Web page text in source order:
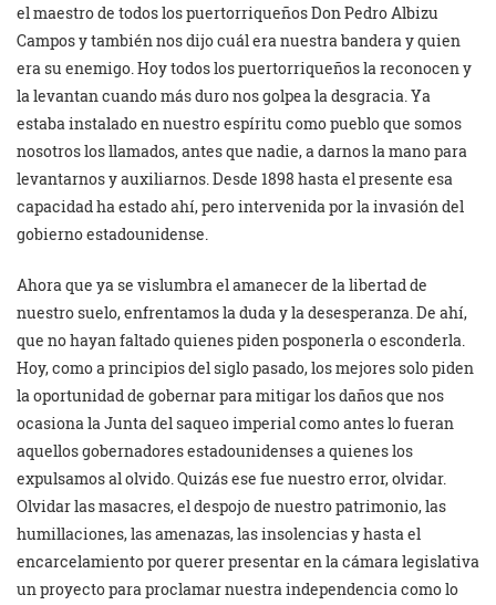
el maestro de todos los puertorriqueños Don Pedro Albizu
Campos y también nos dijo cuál era nuestra bandera y quien
era su enemigo. Hoy todos los puertorriqueños la reconocen y
la levantan cuando más duro nos golpea la desgracia. Ya
estaba instalado en nuestro espíritu como pueblo que somos
nosotros los llamados, antes que nadie, a darnos la mano para
levantarnos y auxiliarnos. Desde 1898 hasta el presente esa
capacidad ha estado ahí, pero intervenida por la invasión del
gobierno estadounidense.
Ahora que ya se vislumbra el amanecer de la libertad de
nuestro suelo, enfrentamos la duda y la desesperanza. De ahí,
que no hayan faltado quienes piden posponerla o esconderla.
Hoy, como a principios del siglo pasado, los mejores solo piden
la oportunidad de gobernar para mitigar los daños que nos
ocasiona la Junta del saqueo imperial como antes lo fueran
aquellos gobernadores estadounidenses a quienes los
expulsamos al olvido. Quizás ese fue nuestro error, olvidar.
Olvidar las masacres, el despojo de nuestro patrimonio, las
humillaciones, las amenazas, las insolencias y hasta el
encarcelamiento por querer presentar en la cámara legislativa
un proyecto para proclamar nuestra independencia como lo